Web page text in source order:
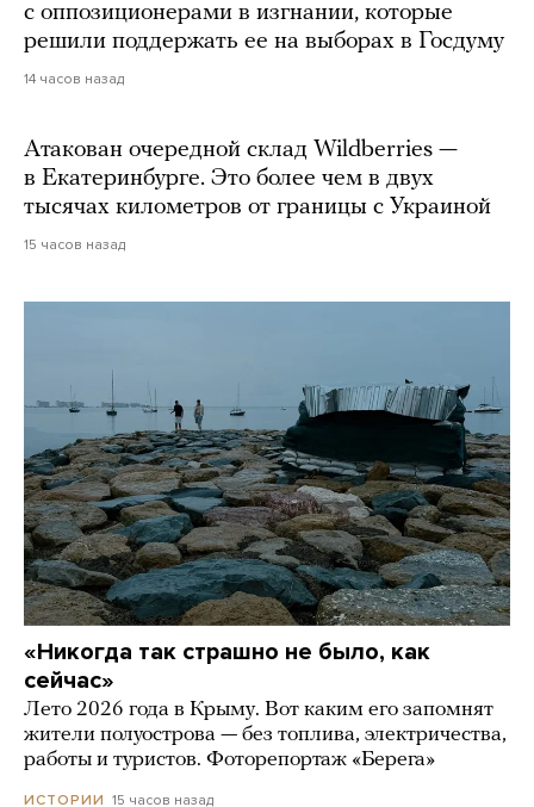
с оппозиционерами в изгнании, которые
решили поддержать ее на выборах в Госдуму
14 часов назад
Атакован очередной склад Wildberries —
в Екатеринбурге. Это более чем в двух
тысячах километров от границы с Украиной
15 часов назад
«Никогда так страшно не было, как
сейчас»
Лето 2026 года в Крыму. Вот каким его запомнят
жители полуострова — без топлива, электричества,
работы и туристов. Фоторепортаж «Берега»
ИСТОРИИ 15 часов назад